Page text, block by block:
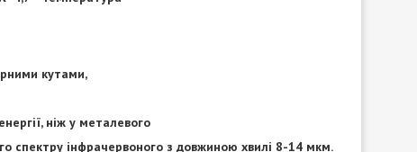
кутами,
ніж у металевого
спектру інфрачервоного з довжиною хвилі 8-14 мкм.